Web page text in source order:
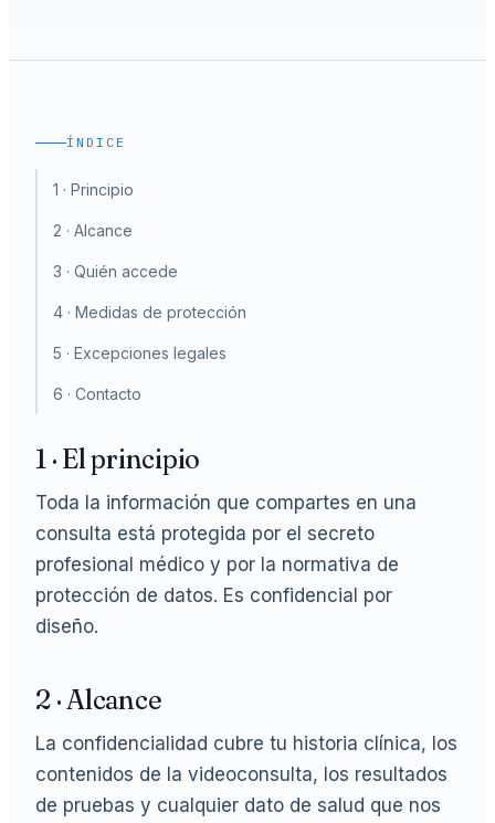
ÍNDICE
1 · Principio
2 · Alcance
3 · Quién accede
4 · Medidas de protección
5 · Excepciones legales
6 · Contacto
1 · El principio
Toda la información que compartes en una
consulta está protegida por el secreto
profesional médico y por la normativa de
protección de datos. Es confidencial por
diseño.
2 · Alcance
La confidencialidad cubre tu historia clínica, los
contenidos de la videoconsulta, los resultados
de pruebas y cualquier dato de salud que nos